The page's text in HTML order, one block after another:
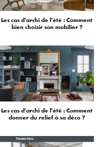
Les cas d'archi de l'été : Comment
bien choisir son mobilier ?
Les cas d'archi de l'été : Comment
donner du relief à sa déco ?